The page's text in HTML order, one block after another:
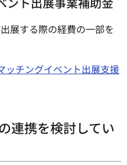
展する際の経費の一部を
ッチングイベント出展支援
連携を検討してい